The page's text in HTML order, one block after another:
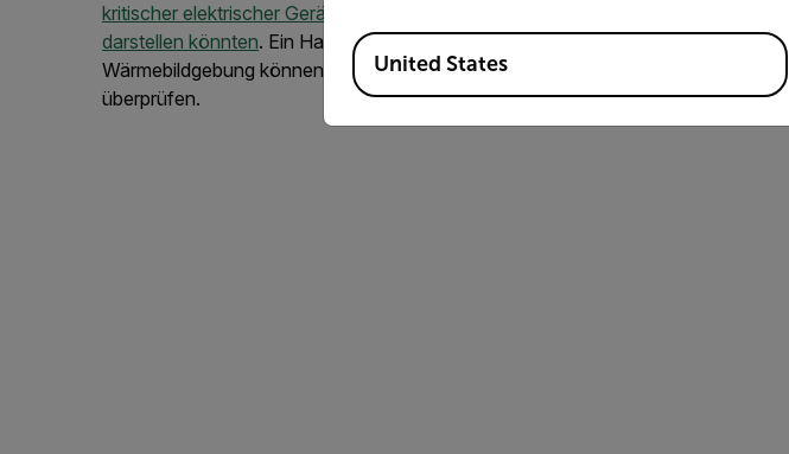
kritischer elektrischer Geräte eingeführt, die eine Gefährdung des Personals
darstellen könnten. Ein Hauptgrund für die Änderung ist die Sicherheit: Mit der
Wärmebildgebung können Inspektoren elektrische Geräte aus sicherer Entfernung
überprüfen.
Available Locations
United States